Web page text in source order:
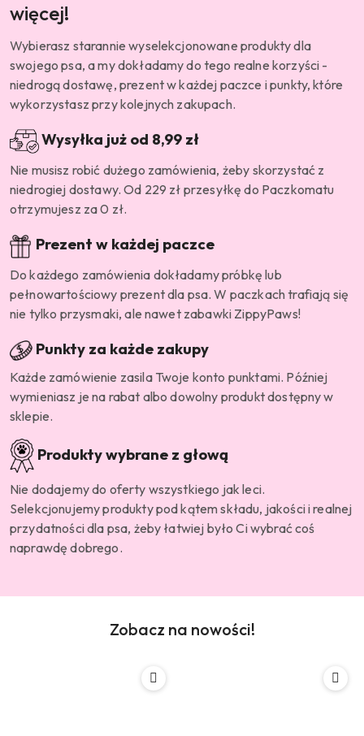
więcej!
Wybierasz starannie wyselekcjonowane produkty dla
swojego psa, a my dokładamy do tego realne korzyści -
niedrogą dostawę, prezent w każdej paczce i punkty, które
wykorzystasz przy kolejnych zakupach.
Wysyłka już od 8,99 zł
Nie musisz robić dużego zamówienia, żeby skorzystać z
niedrogiej dostawy. Od 229 zł przesyłkę do Paczkomatu
otrzymujesz za 0 zł.
Prezent w każdej paczce
Do każdego zamówienia dokładamy próbkę lub
pełnowartościowy prezent dla psa. W paczkach trafiają się
nie tylko przysmaki, ale nawet zabawki ZippyPaws!
Punkty za każde zakupy
Każde zamówienie zasila Twoje konto punktami. Później
wymieniasz je na rabat albo dowolny produkt dostępny w
sklepie.
Produkty wybrane z głową
Nie dodajemy do oferty wszystkiego jak leci.
Selekcjonujemy produkty pod kątem składu, jakości i realnej
przydatności dla psa, żeby łatwiej było Ci wybrać coś
naprawdę dobrego.
Zobacz na nowości!